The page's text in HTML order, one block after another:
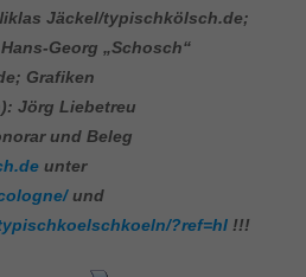
Jäckel/typischkölsch.de;
Georg „Schosch“
; Grafiken
Jörg Liebetreu
und Beleg
unter
und
?ref=hl!!!